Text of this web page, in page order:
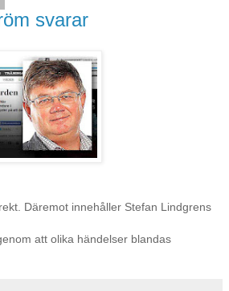
svarar
Däremot innehåller Stefan Lindgrens
att olika händelser blandas